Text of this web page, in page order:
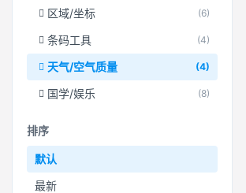
区域/坐标 (6)
条码工具 (4)
天气/空气质量 (4)
国学/娱乐 (8)
排序
默认
最新